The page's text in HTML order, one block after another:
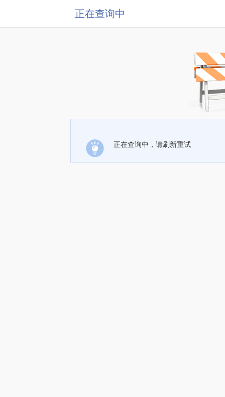
正在查询中
正在查询中，请刷新重试